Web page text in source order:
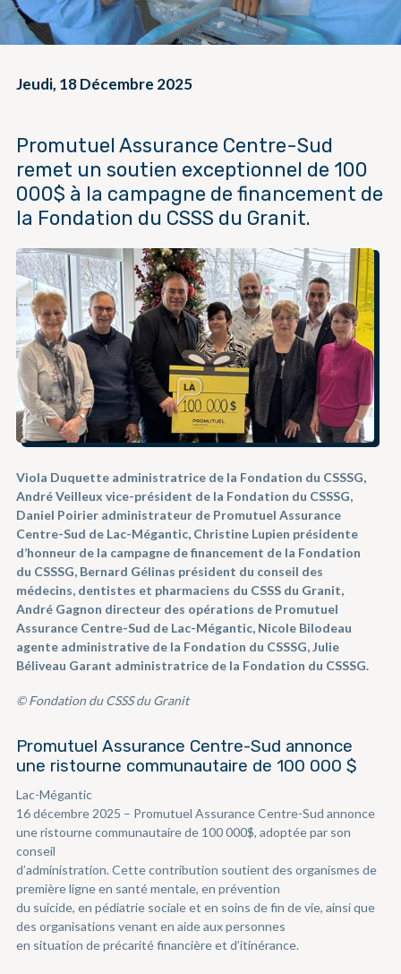
Jeudi, 18 Décembre 2025
Promutuel Assurance Centre-Sud
remet un soutien exceptionnel de 100
000$ à la campagne de financement de
la Fondation du CSSS du Granit.
Viola Duquette administratrice de la Fondation du CSSSG,
André Veilleux vice-président de la Fondation du CSSSG,
Daniel Poirier administrateur de Promutuel Assurance
Centre-Sud de Lac-Mégantic, Christine Lupien présidente
d’honneur de la campagne de financement de la Fondation
du CSSSG, Bernard Gélinas président du conseil des
médecins, dentistes et pharmaciens du CSSS du Granit,
André Gagnon directeur des opérations de Promutuel
Assurance Centre-Sud de Lac-Mégantic, Nicole Bilodeau
agente administrative de la Fondation du CSSSG, Julie
Béliveau Garant administratrice de la Fondation du CSSSG.
© Fondation du CSSS du Granit
Promutuel Assurance Centre-Sud annonce
une ristourne communautaire de 100 000 $
Lac-Mégantic
16 décembre 2025 – Promutuel Assurance Centre-Sud annonce
une ristourne communautaire de 100 000$, adoptée par son
conseil
d’administration. Cette contribution soutient des organismes de
première ligne en santé mentale, en prévention
du suicide, en pédiatrie sociale et en soins de fin de vie, ainsi que
des organisations venant en aide aux personnes
en situation de précarité financière et d’itinérance.